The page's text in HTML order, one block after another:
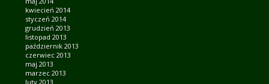
kwiecień 2014
styczeń 2014
grudzień 2013
listopad 2013
październik 2013
czerwiec 2013
maj 2013
marzec 2013
luty 2013